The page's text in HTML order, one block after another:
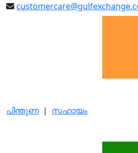
പിന്തുണ | സഹായം